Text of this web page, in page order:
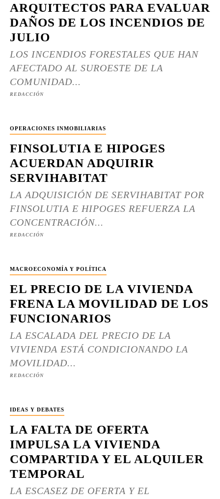
ARQUITECTOS PARA EVALUAR
DAÑOS DE LOS INCENDIOS DE
JULIO
LOS INCENDIOS FORESTALES QUE HAN
AFECTADO AL SUROESTE DE LA
COMUNIDAD...
REDACCIÓN
OPERACIONES INMOBILIARIAS
FINSOLUTIA E HIPOGES
ACUERDAN ADQUIRIR
SERVIHABITAT
LA ADQUISICIÓN DE SERVIHABITAT POR
FINSOLUTIA E HIPOGES REFUERZA LA
CONCENTRACIÓN...
REDACCIÓN
MACROECONOMÍA Y POLÍTICA
EL PRECIO DE LA VIVIENDA
FRENA LA MOVILIDAD DE LOS
FUNCIONARIOS
LA ESCALADA DEL PRECIO DE LA
VIVIENDA ESTÁ CONDICIONANDO LA
MOVILIDAD...
REDACCIÓN
IDEAS Y DEBATES
LA FALTA DE OFERTA
IMPULSA LA VIVIENDA
COMPARTIDA Y EL ALQUILER
TEMPORAL
LA ESCASEZ DE OFERTA Y EL